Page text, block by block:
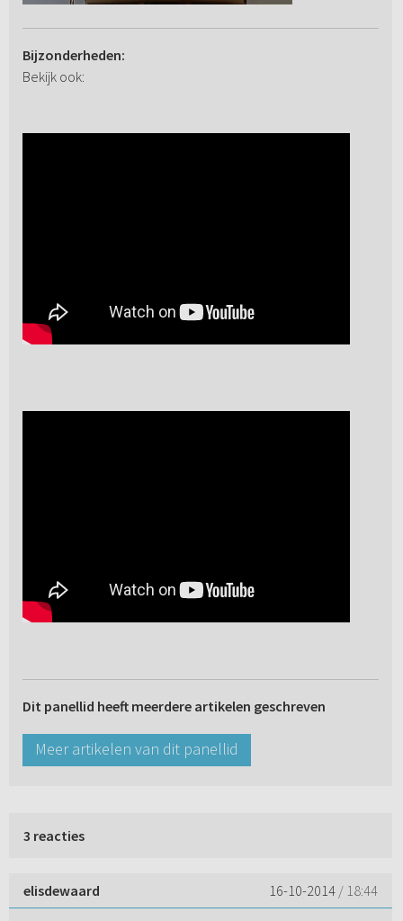
Bijzonderheden:
Bekijk ook:
Dit panellid heeft meerdere artikelen geschreven
Meer artikelen van dit panellid
3 reacties
elisdewaard 16-10-2014 / 18:44